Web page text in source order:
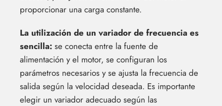
proporcionar una carga constante.
La utilización de un variador de frecuencia es
sencilla: se conecta entre la fuente de
alimentación y el motor, se configuran los
parámetros necesarios y se ajusta la frecuencia de
salida según la velocidad deseada. Es importante
elegir un variador adecuado según las